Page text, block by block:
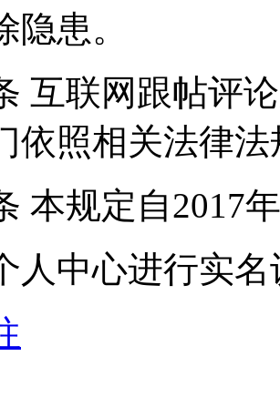
隐患。
互联网跟帖评
依照相关法律
本规定自2017
人中心进行实名